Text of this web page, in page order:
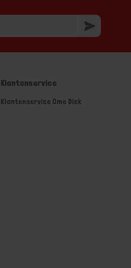
Klantenservice
Klantenservice Ome Dick